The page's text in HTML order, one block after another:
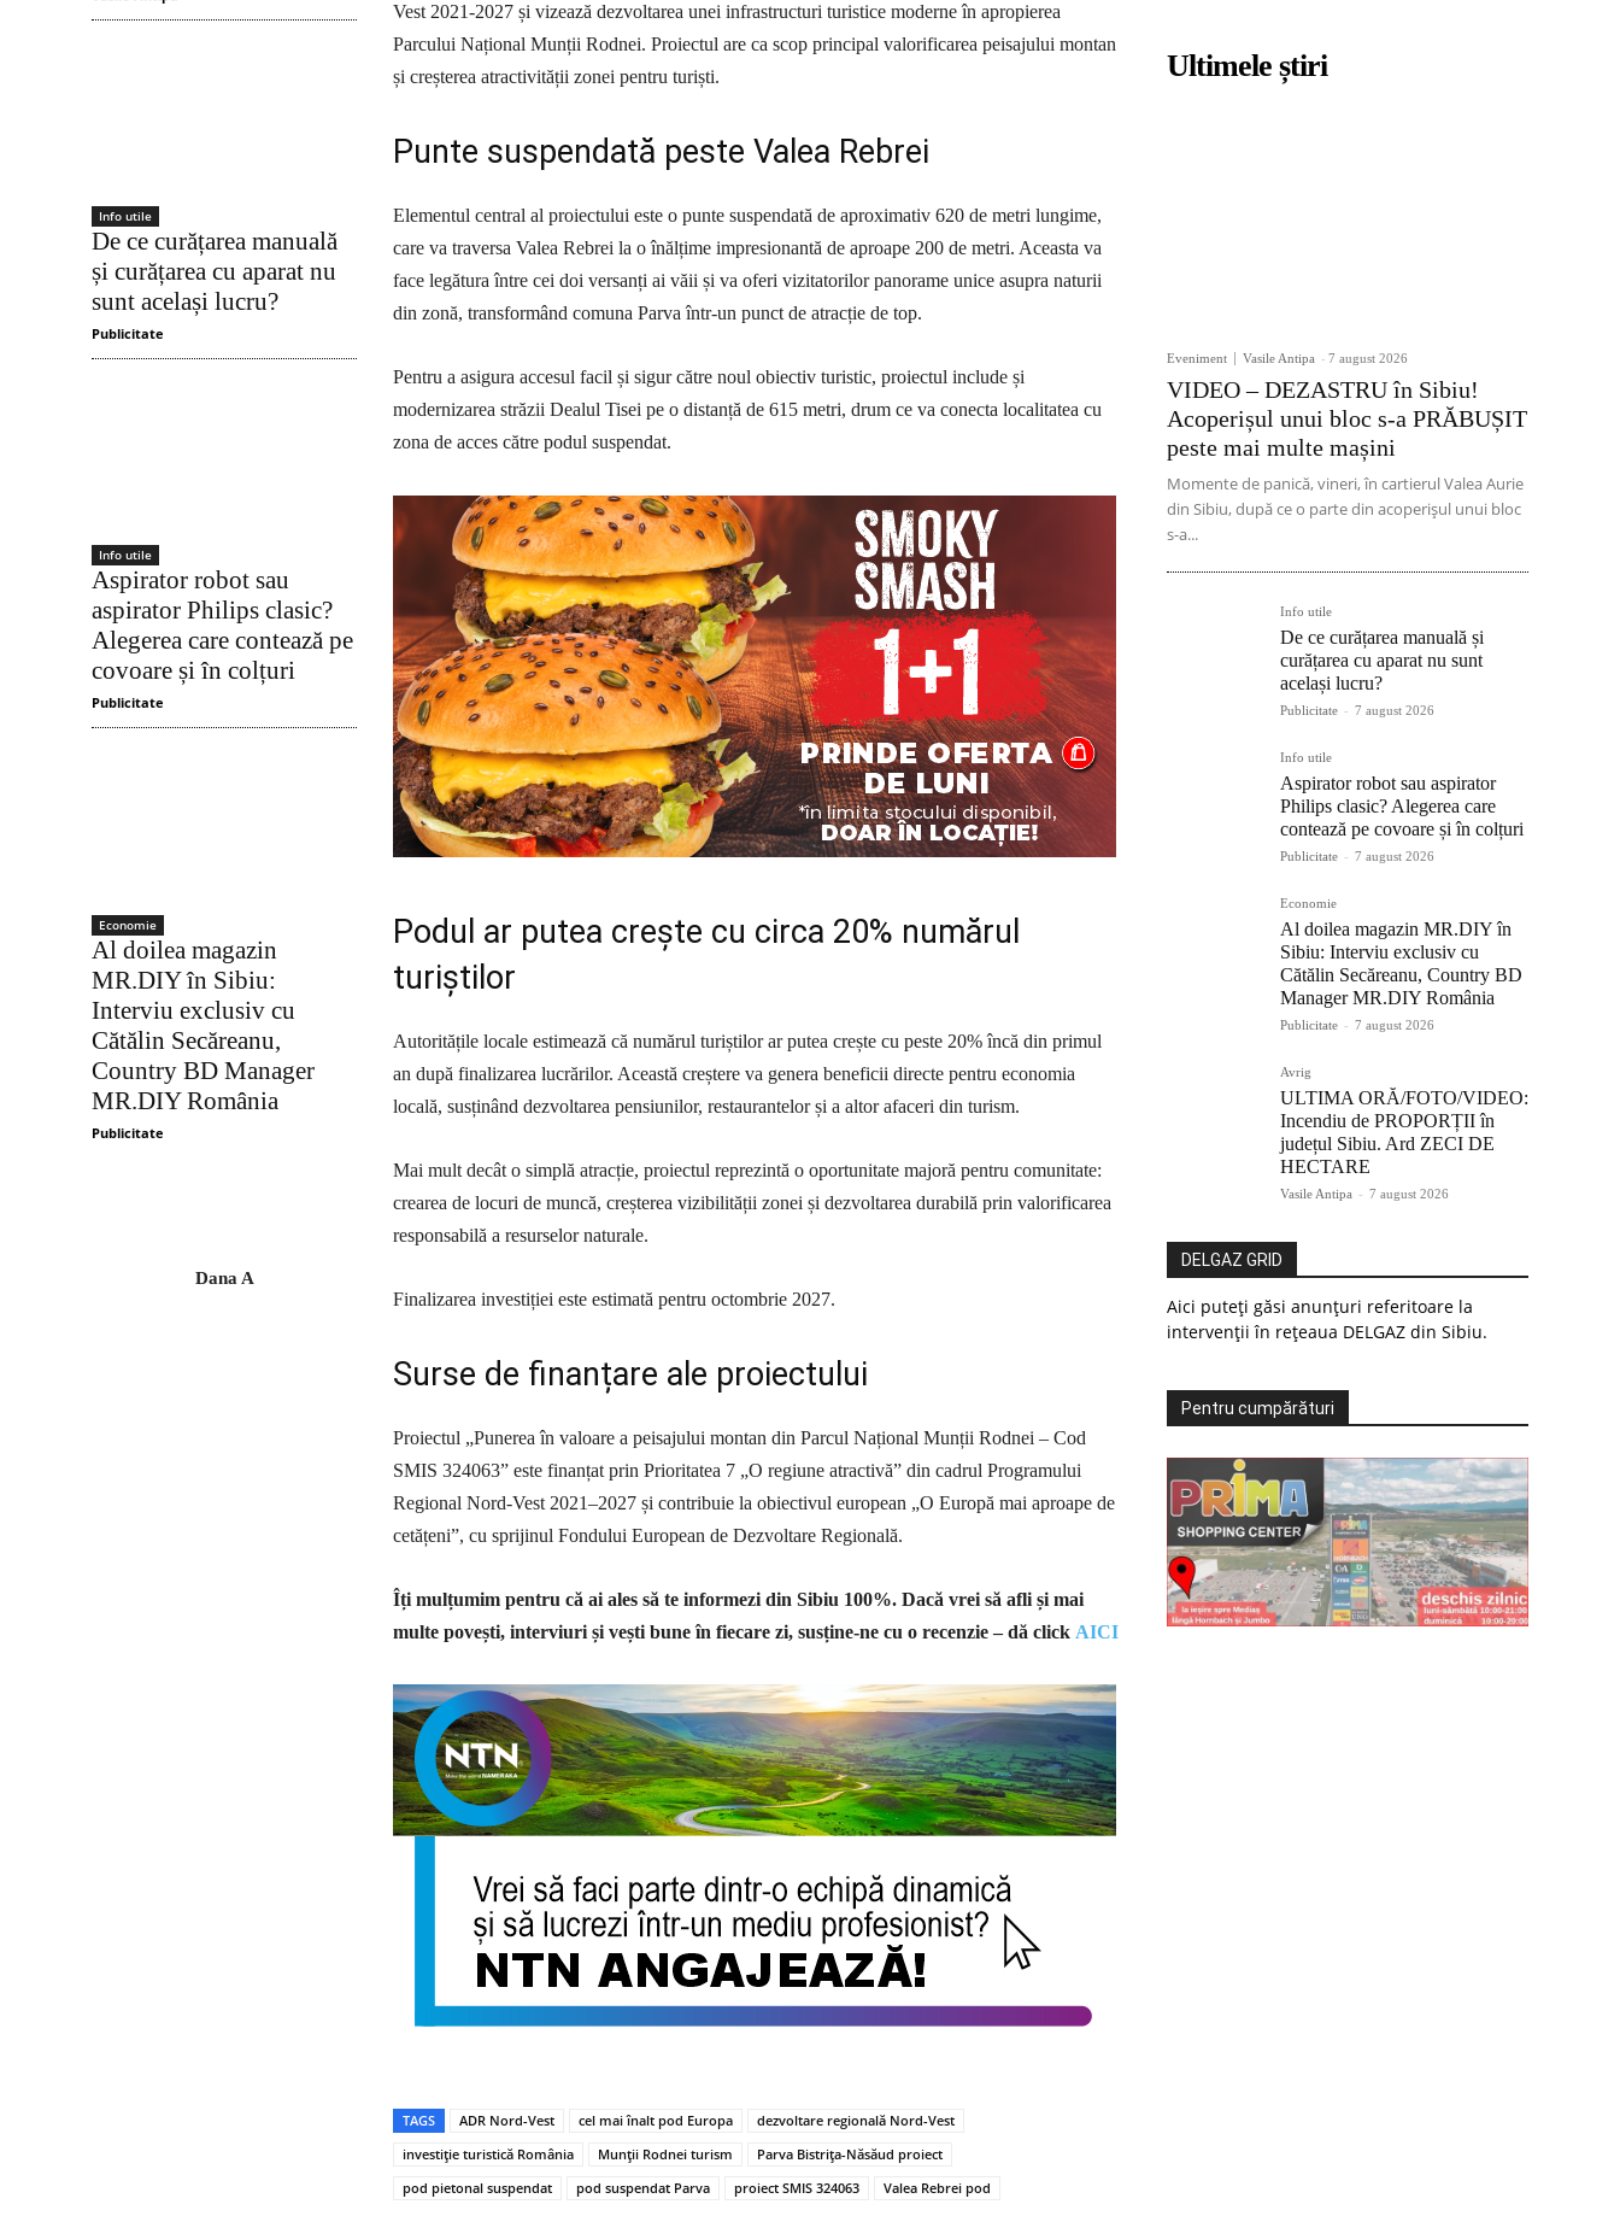
Info utile
De ce curățarea manuală
și curățarea cu aparat nu
sunt același lucru?
Publicitate
Info utile
Aspirator robot sau
aspirator Philips clasic?
Alegerea care contează pe
covoare și în colțuri
Publicitate
Economie
Al doilea magazin
MR.DIY în Sibiu:
Interviu exclusiv cu
Cătălin Secăreanu,
Country BD Manager
MR.DIY România
Publicitate
Dana A
Vest 2021-2027 și vizează dezvoltarea unei infrastructuri turistice moderne în apropierea
Parcului Național Munții Rodnei. Proiectul are ca scop principal valorificarea peisajului montan
și creșterea atractivității zonei pentru turiști.
Punte suspendată peste Valea Rebrei
Elementul central al proiectului este o punte suspendată de aproximativ 620 de metri lungime,
care va traversa Valea Rebrei la o înălțime impresionantă de aproape 200 de metri. Aceasta va
face legătura între cei doi versanți ai văii și va oferi vizitatorilor panorame unice asupra naturii
din zonă, transformând comuna Parva într-un punct de atracție de top.
Pentru a asigura accesul facil și sigur către noul obiectiv turistic, proiectul include și
modernizarea străzii Dealul Tisei pe o distanță de 615 metri, drum ce va conecta localitatea cu
zona de acces către podul suspendat.
Podul ar putea crește cu circa 20% numărul
turiștilor
Autoritățile locale estimează că numărul turiștilor ar putea crește cu peste 20% încă din primul
an după finalizarea lucrărilor. Această creștere va genera beneficii directe pentru economia
locală, susținând dezvoltarea pensiunilor, restaurantelor și a altor afaceri din turism.
Mai mult decât o simplă atracție, proiectul reprezintă o oportunitate majoră pentru comunitate:
crearea de locuri de muncă, creșterea vizibilității zonei și dezvoltarea durabilă prin valorificarea
responsabilă a resurselor naturale.
Finalizarea investiției este estimată pentru octombrie 2027.
Surse de finanțare ale proiectului
Proiectul „Punerea în valoare a peisajului montan din Parcul Național Munții Rodnei – Cod
SMIS 324063” este finanțat prin Prioritatea 7 „O regiune atractivă” din cadrul Programului
Regional Nord-Vest 2021–2027 și contribuie la obiectivul european „O Europă mai aproape de
cetățeni”, cu sprijinul Fondului European de Dezvoltare Regională.
Îți mulțumim pentru că ai ales să te informezi din Sibiu 100%. Dacă vrei să afli și mai
multe povești, interviuri și vești bune în fiecare zi, susține-ne cu o recenzie – dă click AICI
TAGS ADR Nord-Vest cel mai înalt pod Europa
dezvoltare regională Nord-Vest
investiție turistică România
Munții Rodnei turism
Parva Bistrița-Năsăud proiect
pod pietonal suspendat
pod suspendat Parva proiect SMIS 324063 Valea Rebrei pod
Ultimele știri
Eveniment Vasile Antipa - 7 august 2026
VIDEO – DEZASTRU în Sibiu!
Acoperișul unui bloc s-a PRĂBUȘIT
peste mai multe mașini
Momente de panică, vineri, în cartierul Valea Aurie
din Sibiu, după ce o parte din acoperișul unui bloc
s-a...
Info utile
De ce curățarea manuală și
curățarea cu aparat nu sunt
același lucru?
Publicitate - 7 august 2026
Info utile
Aspirator robot sau aspirator
Philips clasic? Alegerea care
contează pe covoare și în colțuri
Publicitate - 7 august 2026
Economie
Al doilea magazin MR.DIY în
Sibiu: Interviu exclusiv cu
Cătălin Secăreanu, Country BD
Manager MR.DIY România
Publicitate - 7 august 2026
Avrig
ULTIMA ORĂ/FOTO/VIDEO:
Incendiu de PROPORȚII în
județul Sibiu. Ard ZECI DE
HECTARE
Vasile Antipa - 7 august 2026
DELGAZ GRID
Aici puteți găsi anunțuri referitoare la
intervenții în rețeaua DELGAZ din Sibiu.
Pentru cumpărături